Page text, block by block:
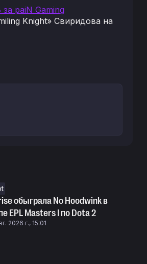
paiN Gaming
Knight» Свиридова на
обыграла No Hoodwink в
EPL Masters I по Dota 2
2026 г., 15:01